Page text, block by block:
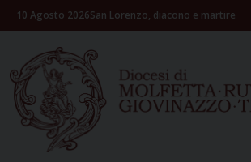
Skip10 Agosto 2026San Lorenzo, diacono e martire